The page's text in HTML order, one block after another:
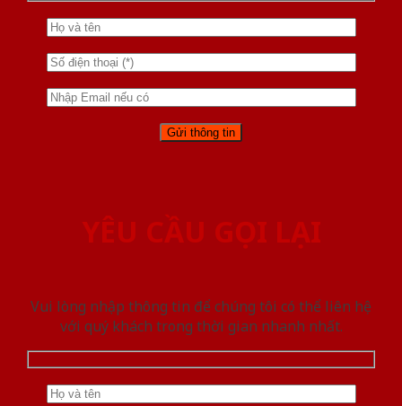
YÊU CẦU GỌI LẠI
Vui lòng nhập thông tin để chúng tôi có thể liên hệ
với quý khách trong thời gian nhanh nhất.